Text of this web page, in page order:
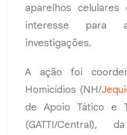
aparelhos
interesse para
investigações.
A ação foi
Homicídios (NH/
de Apoio Tático e
(GATTI/Central),